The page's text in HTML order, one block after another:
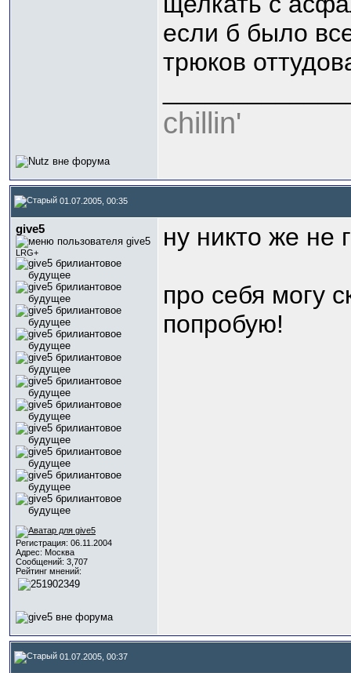
если б было
трюков
chillin'
01.07.2005, 00:35
give5
LRG+
Регистрация: 06.11.2004
Адрес: Москва
Сообщений: 3,707
Рейтинг мнений:
ну никто же не
про себя могу
попробую!
01.07.2005, 00:37